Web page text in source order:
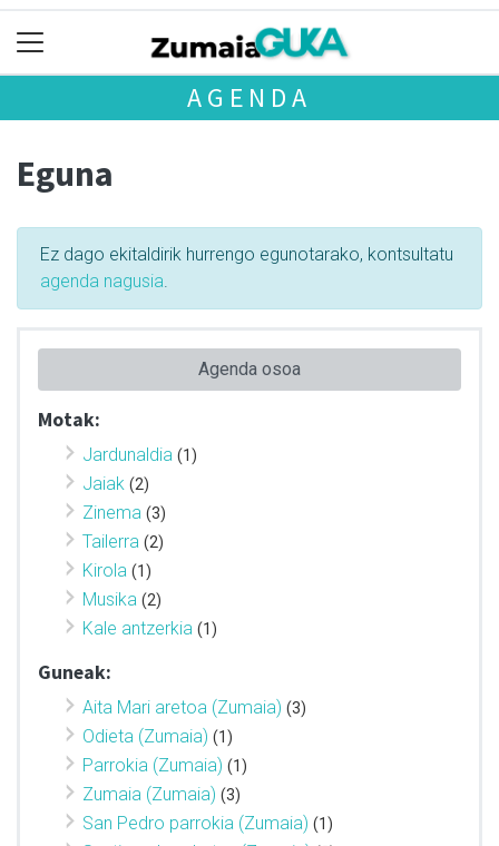
AGENDA
Eguna
Ez dago ekitaldirik hurrengo egunotarako, kontsultatu
agenda nagusia
Agenda osoa
Motak:
Jardunaldia (1)
Jaiak (2)
Zinema (3)
Tailerra (2)
Kirola (1)
Musika (2)
Kale antzerkia (1)
Guneak:
Aita Mari aretoa (Zumaia) (3)
Odieta (Zumaia) (1)
Parrokia (Zumaia) (1)
Zumaia (Zumaia) (3)
San Pedro parrokia (Zumaia) (1)